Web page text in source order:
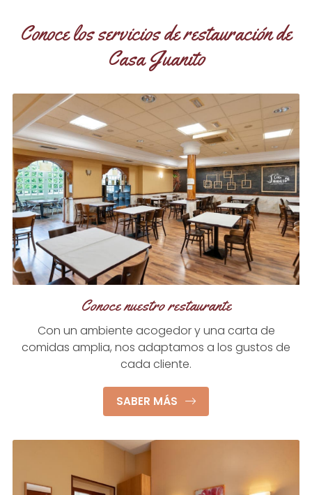
Conoce los servicios de restauración de
Casa Juanito
Conoce nuestro restaurante
Con un ambiente acogedor y una carta de
comidas amplia, nos adaptamos a los gustos de
cada cliente.
SABER MÁS